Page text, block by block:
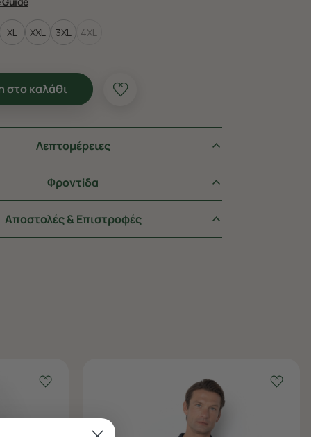
XL XXL 3XL 4XL
στο καλάθι
Λεπτομέρειες
Φροντiδα
Αποστολές & Επιστροφές